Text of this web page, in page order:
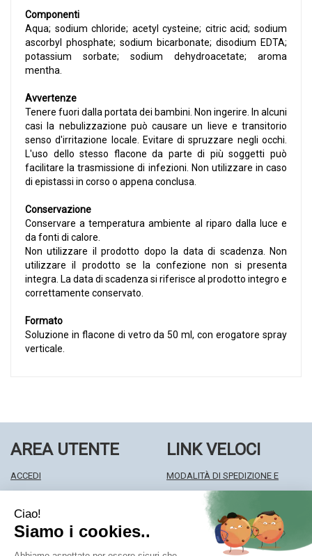
Componenti
Aqua; sodium chloride; acetyl cysteine; citric acid; sodium
ascorbyl phosphate; sodium bicarbonate; disodium EDTA;
potassium sorbate; sodium dehydroacetate; aroma
mentha.
Avvertenze
Tenere fuori dalla portata dei bambini. Non ingerire. In alcuni
casi la nebulizzazione può causare un lieve e transitorio
senso d'irritazione locale. Evitare di spruzzare negli occhi.
L'uso dello stesso flacone da parte di più soggetti può
facilitare la trasmissione di infezioni. Non utilizzare in caso
di epistassi in corso o appena conclusa.
Conservazione
Conservare a temperatura ambiente al riparo dalla luce e
da fonti di calore.
Non utilizzare il prodotto dopo la data di scadenza. Non
utilizzare il prodotto se la confezione non si presenta
integra. La data di scadenza si riferisce al prodotto integro e
correttamente conservato.
Formato
Soluzione in flacone di vetro da 50 ml, con erogatore spray
verticale.
AREA UTENTE
ACCEDI
WISHLIST
ISCRIZIONE ALLA NEWSLETTER
LINK VELOCI
MODALITÀ DI SPEDIZIONE E
MODALITÀ DI PAGAMENTO
INFORMATIVA PRIVACY
CONDIZIONI DI VENDITA